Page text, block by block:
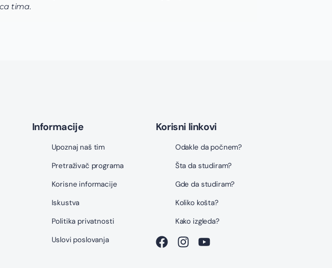
tima.
Informacije
Upoznaj naš tim
Pretraživač programa
Korisne informacije
Iskustva
Politika privatnosti
Uslovi poslovanja
Korisni linkovi
Odakle da počnem?
Šta da studiram?
Gde da studiram?
Koliko košta?
Kako izgleda?